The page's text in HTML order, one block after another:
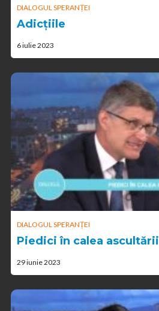
DIALOGUL SPERANȚEI
Adicțiile
6 iulie 2023
DIALOGUL SPERANȚEI
Piedici în calea ascultării
29 iunie 2023